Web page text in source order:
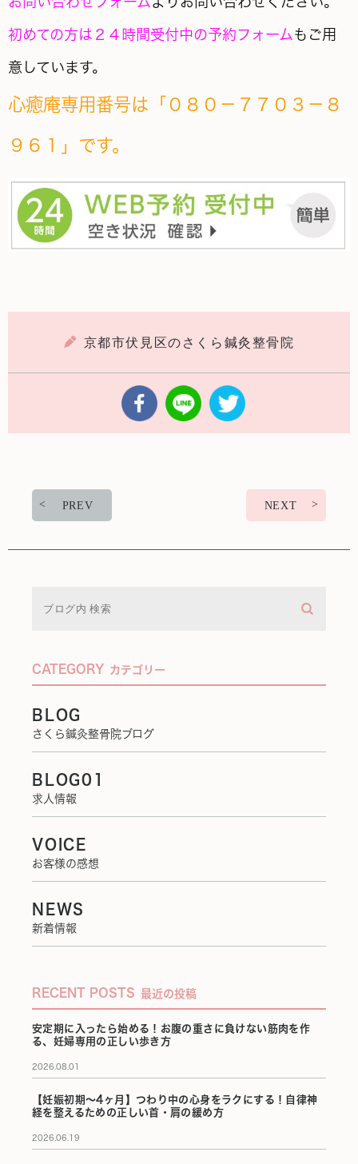
初めての方は２４時間受付中の予約フォーム もご用
意しています。
心癒庵専用番号は「０８０－７７０３－８
９６１」です。
京都市伏見区のさくら鍼灸整骨院
PREV NEXT
CATEGORY カテゴリー
BLOG
さくら鍼灸整骨院ブログ
BLOG01
求人情報
VOICE
お客様の感想
NEWS
新着情報
RECENT POSTS 最近の投稿
安定期に入ったら始める！お腹の重さに負けない筋肉を作
る、妊婦専用の正しい歩き方
2026.08.01
【妊娠初期〜4ヶ月】つわり中の心身をラクにする！自律神
経を整えるための正しい首・肩の緩め方
2026.06.19